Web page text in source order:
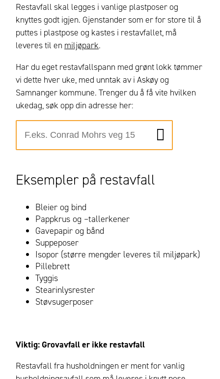
Restavfall skal legges i vanlige plastposer og
knyttes godt igjen. Gjenstander som er for store til å
puttes i plastpose og kastes i restavfallet, må
leveres til en miljøpark.
Har du eget restavfallspann med grønt lokk tømmer
vi dette hver uke, med unntak av i Askøy og
Samnanger kommune. Trenger du å få vite hvilken
ukedag, søk opp din adresse her:
Eksempler på restavfall
Bleier og bind
Pappkrus og –tallerkener
Gavepapir og bånd
Suppeposer
Isopor (større mengder leveres til miljøpark)
Pillebrett
Tyggis
Stearinlysrester
Støvsugerposer
Viktig: Grovavfall er ikke restavfall
Restavfall fra husholdningen er ment for vanlig